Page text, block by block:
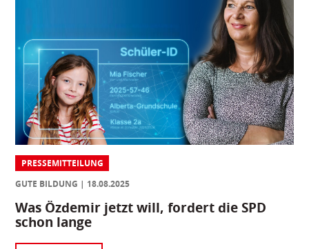
PRESSEMITTEILUNG
GUTE BILDUNG
18.08.2025
Was Özdemir jetzt will, fordert die SPD
schon lange